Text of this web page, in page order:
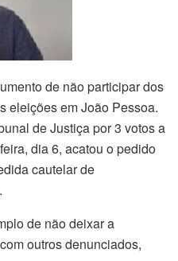
de não participar dos
eleições em João Pessoa.
de Justiça por 3 votos a
dia 6, acatou o pedido
cautelar de
de não deixar a
outros denunciados,